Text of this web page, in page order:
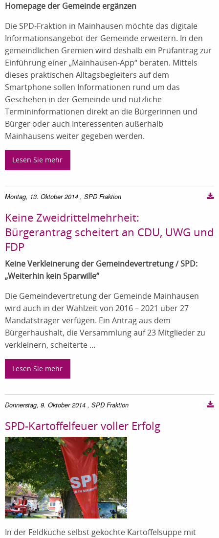
Homepage der Gemeinde ergänzen
Die SPD-Fraktion in Mainhausen möchte das digitale
Informationsangebot der Gemeinde erweitern. In den
gemeindlichen Gremien wird deshalb ein Prüfantrag zur
Einführung einer „Mainhausen-App“ beraten. Mittels
dieses praktischen Alltagsbegleiters auf dem
Smartphone sollen Informationen rund um das
Geschehen in der Gemeinde und nützliche
Termininformationen direkt an die Bürgerinnen und
Bürger oder auch Interessenten außerhalb
Mainhausens weiter gegeben werden.
Lesen Sie mehr
Montag, 13. Oktober 2014 , SPD Fraktion
Keine Zweidrittelmehrheit:
Bürgerantrag scheitert an CDU, UWG und
FDP
Keine Verkleinerung der Gemeindevertretung / SPD:
„Weiterhin kein Sparwille“
Die Gemeindevertretung der Gemeinde Mainhausen
wird auch in der Wahlzeit von 2016 – 2021 über 27
Mandatsträger verfügen. Ein Antrag aus dem
Bürgerhaushalt, die Versammlung auf 23 Mitglieder zu
verkleinern, scheiterte ...
Lesen Sie mehr
Donnerstag, 9. Oktober 2014 , SPD Fraktion
SPD-Kartoffelfeuer voller Erfolg
In der Feldküche selbst gekochte Kartoffelsuppe mit